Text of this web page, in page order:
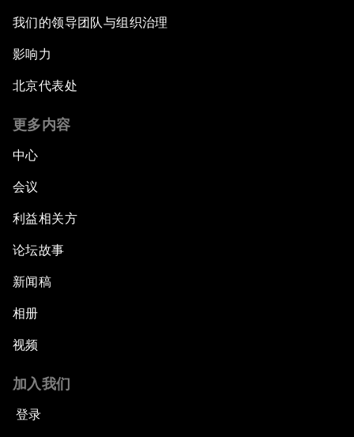
我们的领导团队与组织治理
影响力
北京代表处
更多内容
中心
会议
利益相关方
论坛故事
新闻稿
相册
视频
加入我们
登录